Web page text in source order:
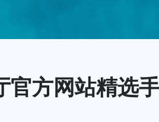
官方网站精选